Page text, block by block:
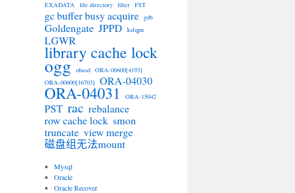
EXADATA file directory filter FST
gc buffer busy acquire gdb
Goldengate JPPD ksfqpn
LGWR
library cache lock
ogg ohasd ORA-00600[4193]
ORA-00600[16703]
ORA-04030
ORA-04031 ORA-15042
PST rac rebalance
row cache lock smon
truncate view merge
磁盘组无法mount
Mysql
Oracle
Oracle Recover